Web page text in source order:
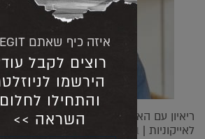
ריאיון עם האיש שהמציא את המסכות
לאייקוניות | 17.06.2021
איזה כיף שאתם LEGIT!
רוצים לקבל
הירשמו
והתחילו לחלום
השראה >>